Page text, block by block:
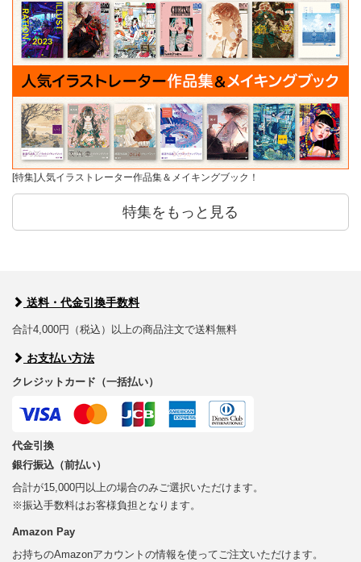
[特集]人気イラストレーター作品集＆メイキングブック！
特集をもっと見る
送料・代金引換手数料
合計4,000円（税込）以上の商品注文で送料無料
お支払い方法
クレジットカード（一括払い）
代金引換
銀行振込（前払い）
合計が15,000円以上の場合のみご選択いただけます。
※振込手数料はお客様負担となります。
Amazon Pay
お持ちのAmazonアカウントの情報を使ってご注文いただけます。